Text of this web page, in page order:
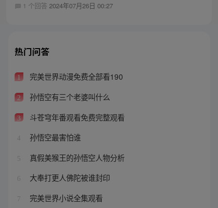
1 个回答 2024年07月26日 00:27
热门问答
1 完美世界动漫免费全部看190
2 孙悟空有三个老婆叫什么
3 斗苍穹年番观看免费完整观看
4 孙悟空最害怕谁
5 真假美猴王的孙悟空人物分析
6 大奉打更人佛陀被谁封印
7 完美世界小说全集观看